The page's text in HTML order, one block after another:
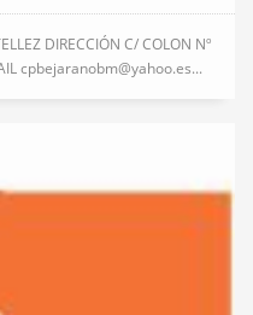
DIRECCIÓN C/ COLON Nº
cpbejaranobm@yahoo.es...